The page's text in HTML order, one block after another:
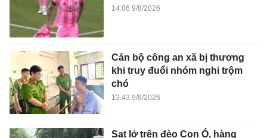
14:06 9/8/2026
Cán bộ công an xã bị thương
khi truy đuổi nhóm nghi trộm
chó
13:43 9/8/2026
Sạt lở trên đèo Con Ó, hàng